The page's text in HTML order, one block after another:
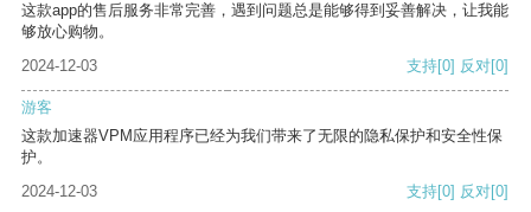
这款app的售后服务非常完善，遇到问题总是能够得到妥善解决，让我能
够放心购物。
2024-12-03
支持[0] 反对[0]
游客
这款加速器VPM应用程序已经为我们带来了无限的隐私保护和安全性保
护。
2024-12-03
支持[0] 反对[0]